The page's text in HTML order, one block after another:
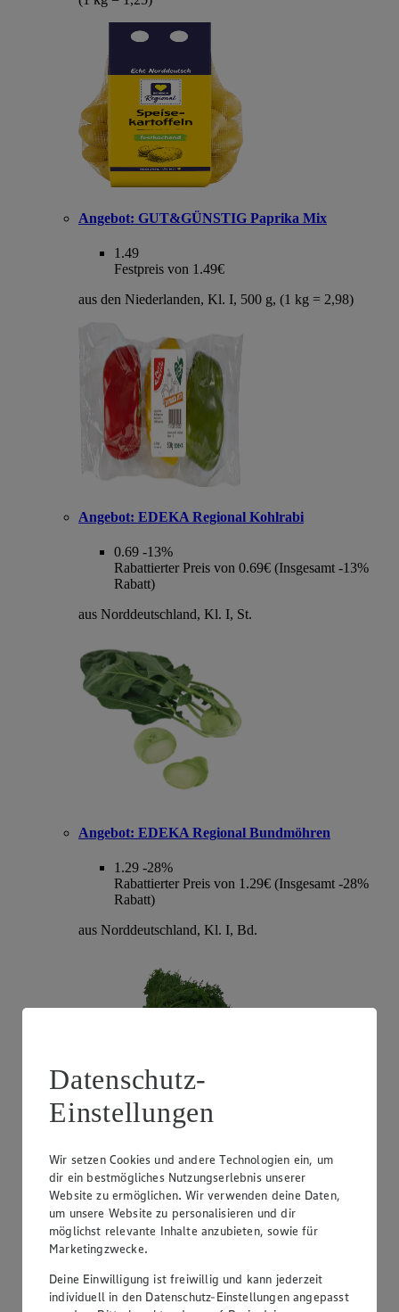
Angebot: GUT&GÜNSTIG Paprika Mix
1.49
Festpreis von 1.49€
aus den Niederlanden, Kl. I, 500 g, (1 kg = 2,98)
Angebot: EDEKA Regional Kohlrabi
0.69 -13%
Rabattierter Preis von 0.69€ (Insgesamt -13%
Rabatt)
aus Norddeutschland, Kl. I, St.
Angebot: EDEKA Regional Bundmöhren
1.29 -28%
Rabattierter Preis von 1.29€ (Insgesamt -28%
Rabatt)
aus Norddeutschland, Kl. I, Bd.
1.99 -20%
Rabattierter Preis von 1.99€ (Insgesamt -20%
Rabatt)
aus Norddeutschland, Kl. I, 4 er
Datenschutz-
Einstellungen
Wir setzen Cookies und andere Technologien ein, um
dir ein bestmögliches Nutzungserlebnis unserer
Website zu ermöglichen. Wir verwenden deine Daten,
um unsere Website zu personalisieren und dir
möglichst relevante Inhalte anzubieten, sowie für
Marketingzwecke.
Deine Einwilligung ist freiwillig und kann jederzeit
individuell in den Datenschutz-Einstellungen angepasst